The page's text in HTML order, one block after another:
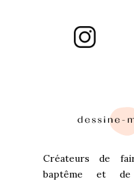
Créateurs de
baptême et